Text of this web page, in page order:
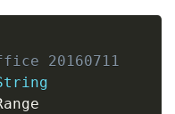
20160711